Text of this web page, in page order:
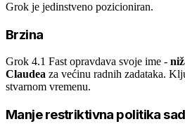
Grok je jedinstveno pozicioniran.
Brzina
Grok 4.1 Fast opravdava svoje ime -
Claudea za većinu radnih zadataka.
stvarnom vremenu.
Manje restriktivna politika